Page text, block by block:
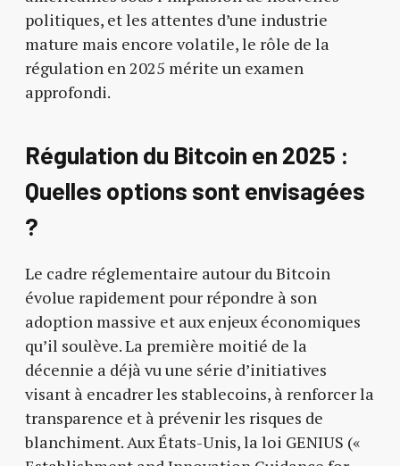
politiques, et les attentes d’une industrie
mature mais encore volatile, le rôle de la
régulation en 2025 mérite un examen
approfondi.
Régulation du Bitcoin en 2025 :
Quelles options sont envisagées
?
Le cadre réglementaire autour du Bitcoin
évolue rapidement pour répondre à son
adoption massive et aux enjeux économiques
qu’il soulève. La première moitié de la
décennie a déjà vu une série d’initiatives
visant à encadrer les stablecoins, à renforcer la
transparence et à prévenir les risques de
blanchiment. Aux États-Unis, la loi GENIUS («